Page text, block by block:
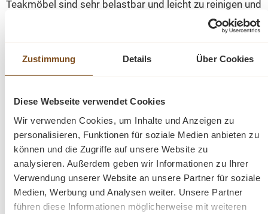
Zustimmung Details Über Cookies
Diese Webseite verwendet Cookies
Wir verwenden Cookies, um Inhalte und Anzeigen zu
personalisieren, Funktionen für soziale Medien anbieten zu
können und die Zugriffe auf unsere Website zu
analysieren. Außerdem geben wir Informationen zu Ihrer
Verwendung unserer Website an unsere Partner für soziale
Medien, Werbung und Analysen weiter. Unsere Partner
führen diese Informationen möglicherweise mit weiteren
Teakmöbel sind sehr belastbar und leicht zu reinigen und
zu pflegen. Zeitlos attraktiv präsentiert sich ein
Teakmöbel auch noch nach Jahren. Jedes Modell ist ein
Handwerkern noch handgefertigt. Eine schöne
naturbelassene Kommode. Dieses Möbelstück wird
Anblick auf Dauer erfreuen.
Beschreibung
Anrichte aus recyceltem Teakholz
Massivholz/Metall